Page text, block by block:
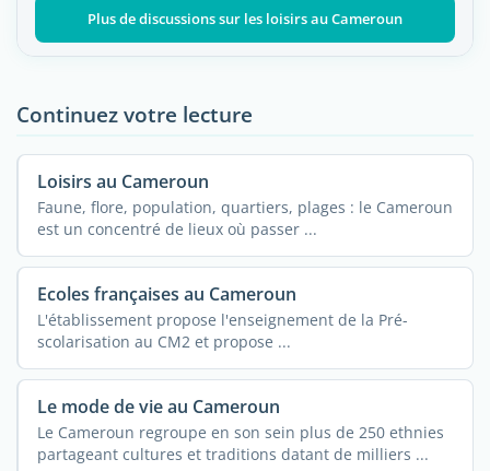
Plus de discussions sur les loisirs au Cameroun
Continuez votre lecture
Loisirs au Cameroun
Faune, flore, population, quartiers, plages : le Cameroun
est un concentré de lieux où passer ...
Ecoles françaises au Cameroun
L'établissement propose l'enseignement de la Pré-
scolarisation au CM2 et propose ...
Le mode de vie au Cameroun
Le Cameroun regroupe en son sein plus de 250 ethnies
partageant cultures et traditions datant de milliers ...